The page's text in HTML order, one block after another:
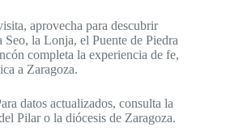
aprovecha para descubrir
Seo, la Lonja, el Puente de Piedra
completa la experiencia de fe,
a Zaragoza.
datos actualizados, consulta la
Pilar o la diócesis de Zaragoza.